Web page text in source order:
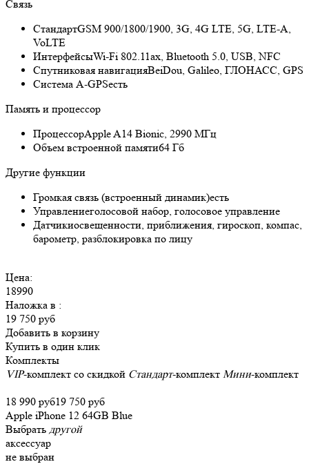
Связь
СтандартGSM 900/1800/1900, 3G, 4G LTE, 5G, LTE-A,
VoLTE
ИнтерфейсыWi-Fi 802.11ax, Bluetooth 5.0, USB, NFC
Спутниковая навигацияBeiDou, Galileo, ГЛОНАСС, GPS
Cистема A-GPSесть
Память и процессор
ПроцессорApple A14 Bionic, 2990 МГц
Объем встроенной памяти64 Гб
Другие функции
Громкая связь (встроенный динамик)есть
Управлениеголосовой набор, голосовое управление
Датчикиосвещенности, приближения, гироскоп, компас,
барометр, разблокировка по лицу
Цена:
18990
Наложка в :
19 750 руб
Добавить в корзину
Купить в один клик
Комплекты
VIP-комплект со скидкой Стандарт-комплект Мини-комплект
18 990 руб19 750 руб
Apple iPhone 12 64GB Blue
Выбрать другой
аксессуар
не выбран